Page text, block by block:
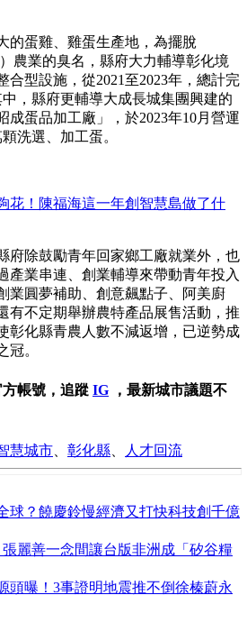
的蛋雞、雞蛋生產地，為擺脫
農業的臭名，縣府大力輔導彰化境
合型設施，從2021至2023年，總計完
，縣府更輔導大成長城集團興建的
成蛋品加工廠」，於2023年10月營運
洗選、加工蛋。
花！陳福海這一年創智慧島做了什
府除鼓勵青年回家鄉工廠就業外，也
產業串連、創業輔導來帶動青年投入
業圓夢補助、創意飆點子、阿美廚
有不定期舉辦農特產品展售活動，推
彰化縣青農人數不減返增，已逆勢成
冠。
方帳號，追蹤 IG ，最新城市議題不
慧城市 彰化縣 人才回流
球？饒慶鈴慢經濟又打快科技創千億
麗善一念間讓台版非洲成「矽谷糧
頭曝！3事證明地震推不倒徐榛蔚永